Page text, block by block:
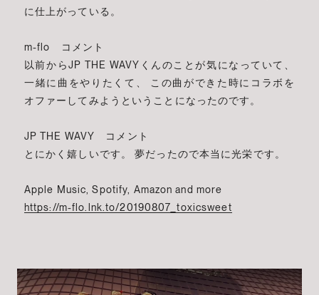
に仕上がっている。
m-flo コメント
以前からJP THE WAVYくんのことが気になっていて、
一緒に曲をやりたくて、 この曲ができた時にコラボを
オファーしてみようということになったのです。
JP THE WAVY コメント
とにかく嬉しいです。 夢だったので本当に光栄です。
Apple Music, Spotify, Amazon and more
https://m-flo.lnk.to/20190807_toxicsweet